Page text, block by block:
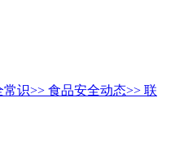
常识>> 食品安全动态>> 联